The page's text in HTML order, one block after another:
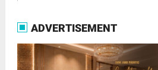
ADVERTISEMENT